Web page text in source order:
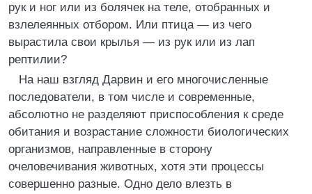
рук и ног или из болячек на теле, отобранных и
взлелеянных отбором. Или птица — из чего
вырастила свои крылья — из рук или из лап
рептилии?
На наш взгляд Дарвин и его многочисленные
последователи, в том числе и современные,
абсолютно не разделяют приспособления к среде
обитания и возрастание сложности биологических
организмов, направленные в сторону
очеловечивания животных, хотя эти процессы
совершенно разные. Одно дело влезть в